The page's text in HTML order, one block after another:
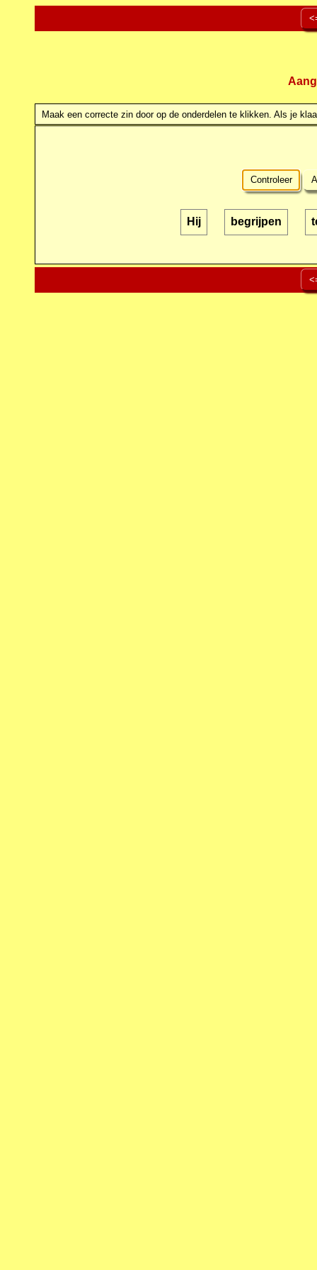
Maak een correcte zin door op de onderdelen te klikken. Als je
Controleer
Hij begrijpen